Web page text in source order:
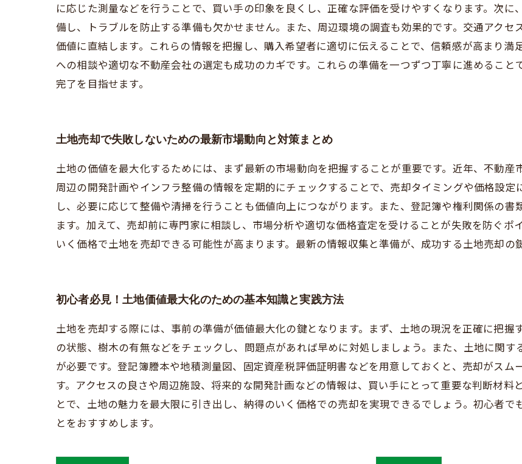
に応じた測量などを行うことで、買い手の印象を良くし、正確な評価を受けやすくなります。次
備し、トラブルを防止する準備も欠かせません。また、周辺環境の調査も効果的です。交通アク
価値に直結します。これらの情報を把握し、購入希望者に適切に伝えることで、信頼感が高まり
への相談や適切な不動産会社の選定も成功のカギです。これらの準備を一つずつ丁寧に進めること
完了を目指せます。
土地売却で失敗しないための最新市場動向と対策まとめ
土地の価値を最大化するためには、まず最新の市場動向を把握することが重要です。近年、不動産
周辺の開発計画やインフラ整備の情報を定期的にチェックすることで、売却タイミングや価格設
し、必要に応じて整備や清掃を行うことも価値向上につながります。また、登記簿や権利関係の
ます。加えて、売却前に専門家に相談し、市場分析や適切な価格査定を受けることが失敗を防ぐポ
いく価格で土地を売却できる可能性が高まります。最新の情報収集と準備が、成功する土地売却の
初心者必見！土地価値最大化のための基本知識と実践方法
土地を売却する際には、事前の準備が価値最大化の鍵となります。まず、土地の現況を正確に把
の状態、樹木の有無などをチェックし、問題点があれば早めに対処しましょう。また、土地に関
が必要です。登記簿謄本や地積測量図、固定資産税評価証明書などを用意しておくと、売却がスム
す。アクセスの良さや周辺施設、将来的な開発計画などの情報は、買い手にとって重要な判断材料
とで、土地の魅力を最大限に引き出し、納得のいく価格での売却を実現できるでしょう。初心者
とをおすすめします。